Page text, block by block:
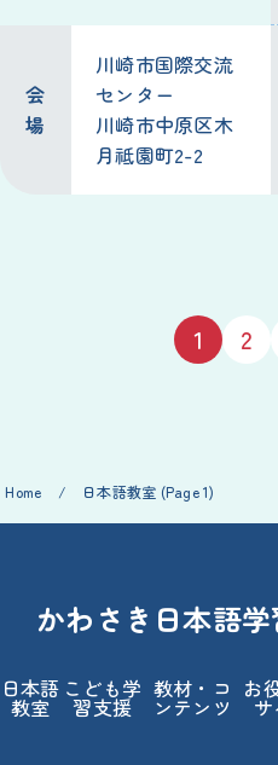
会
場
川崎市国際交流
センター
川崎市中原区木
月祗園町2-2
1 2
Home / 日本語教室 (Page 1)
かわさき日本語
日本語
教室
こども学
習支援
教材・コ
ンテンツ
お